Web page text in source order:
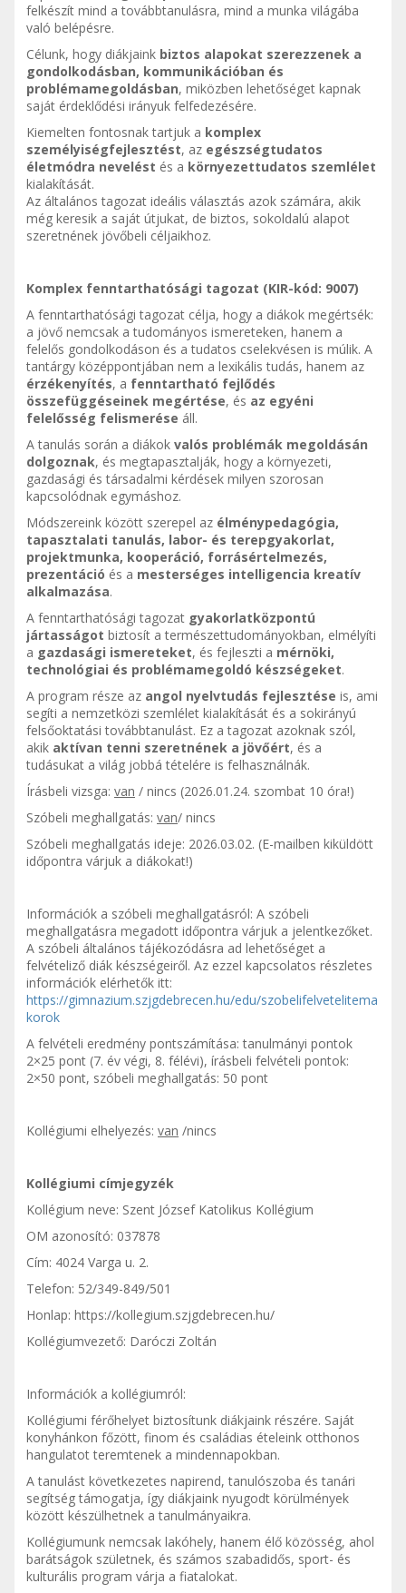
felkészít mind a továbbtanulásra, mind a munka világába
való belépésre.
Célunk, hogy diákjaink biztos alapokat szerezzenek a
gondolkodásban, kommunikációban és
problémamegoldásban, miközben lehetőséget kapnak
saját érdeklődési irányuk felfedezésére.
Kiemelten fontosnak tartjuk a komplex
személyiségfejlesztést, az egészségtudatos
életmódra nevelést és a környezettudatos szemlélet
kialakítását.
Az általános tagozat ideális választás azok számára, akik
még keresik a saját útjukat, de biztos, sokoldalú alapot
szeretnének jövőbeli céljaikhoz.
Komplex fenntarthatósági tagozat (KIR-kód: 9007)
A fenntarthatósági tagozat célja, hogy a diákok megértsék:
a jövő nemcsak a tudományos ismereteken, hanem a
felelős gondolkodáson és a tudatos cselekvésen is múlik. A
tantárgy középpontjában nem a lexikális tudás, hanem az
érzékenyítés, a fenntartható fejlődés
összefüggéseinek megértése, és az egyéni
felelősség felismerése áll.
A tanulás során a diákok valós problémák megoldásán
dolgoznak, és megtapasztalják, hogy a környezeti,
gazdasági és társadalmi kérdések milyen szorosan
kapcsolódnak egymáshoz.
Módszereink között szerepel az élménypedagógia,
tapasztalati tanulás, labor- és terepgyakorlat,
projektmunka, kooperáció, forrásértelmezés,
prezentáció és a mesterséges intelligencia kreatív
alkalmazása.
A fenntarthatósági tagozat gyakorlatközpontú
jártasságot biztosít a természettudományokban, elmélyíti
a gazdasági ismereteket, és fejleszti a mérnöki,
technológiai és problémamegoldó készségeket.
A program része az angol nyelvtudás fejlesztése is, ami
segíti a nemzetközi szemlélet kialakítását és a sokirányú
felsőoktatási továbbtanulást. Ez a tagozat azoknak szól,
akik aktívan tenni szeretnének a jövőért, és a
tudásukat a világ jobbá tételére is felhasználnák.
Írásbeli vizsga: van / nincs (2026.01.24. szombat 10 óra!)
Szóbeli meghallgatás: van/ nincs
Szóbeli meghallgatás ideje: 2026.03.02. (E-mailben kiküldött
időpontra várjuk a diákokat!)
Információk a szóbeli meghallgatásról: A szóbeli
meghallgatásra megadott időpontra várjuk a jelentkezőket.
A szóbeli általános tájékozódásra ad lehetőséget a
felvételiző diák készségeiről. Az ezzel kapcsolatos részletes
információk elérhetők itt:
https://gimnazium.szjgdebrecen.hu/edu/szobelifelvetelitema
korok
A felvételi eredmény pontszámítása: tanulmányi pontok
2×25 pont (7. év végi, 8. félévi), írásbeli felvételi pontok:
2×50 pont, szóbeli meghallgatás: 50 pont
Kollégiumi elhelyezés: van /nincs
Kollégiumi címjegyzék
Kollégium neve: Szent József Katolikus Kollégium
OM azonosító: 037878
Cím: 4024 Varga u. 2.
Telefon: 52/349-849/501
Honlap: https://kollegium.szjgdebrecen.hu/
Kollégiumvezető: Daróczi Zoltán
Információk a kollégiumról:
Kollégiumi férőhelyet biztosítunk diákjaink részére. Saját
konyhánkon főzött, finom és családias ételeink otthonos
hangulatot teremtenek a mindennapokban.
A tanulást következetes napirend, tanulószoba és tanári
segítség támogatja, így diákjaink nyugodt körülmények
között készülhetnek a tanulmányaikra.
Kollégiumunk nemcsak lakóhely, hanem élő közösség, ahol
barátságok születnek, és számos szabadidős, sport- és
kulturális program várja a fiatalokat.